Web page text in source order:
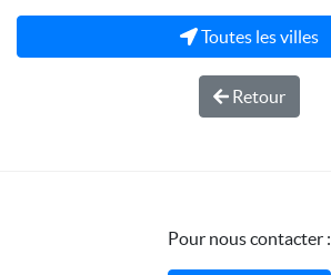
Toutes les villes
Retour
Pour nous contacter :